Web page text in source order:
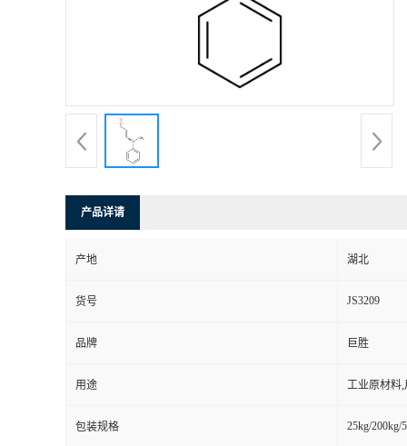
产品详请
产地 湖北
货号 JS3209
品牌 巨胜
用途 工业原材料
包装规格 25kg/200kg/